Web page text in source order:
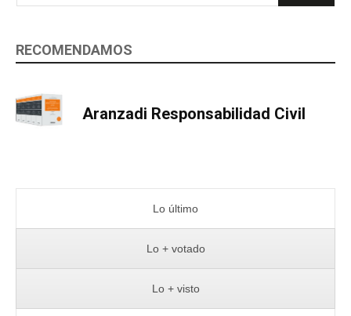
RECOMENDAMOS
Aranzadi Responsabilidad Civil
Lo último
Lo + votado
Lo + visto